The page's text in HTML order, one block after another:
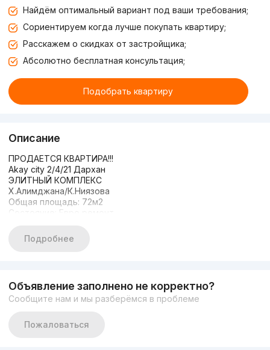
Найдём оптимальный вариант под ваши требования;
Сориентируем когда лучше покупать квартиру;
Расскажем о скидках от застройщика;
Абсолютно бесплатная консультация;
Подобрать квартиру
Описание
ПРОДАЕТСЯ КВАРТИРА!!!
Akay city 2/4/21 Дархан
ЭЛИТНЫЙ КОМПЛЕКС
Х.Алимджана/К.Ниязова
Общая площадь: 72м2
Состояние: Евро ремонт
Подробнее
Объявление заполнено не корректно?
Сообщите нам и мы разберёмся в проблеме
Пожаловаться